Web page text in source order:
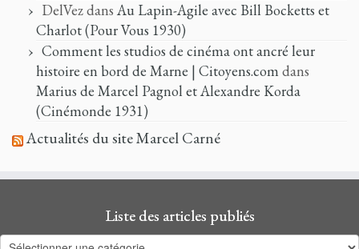
DelVezdans Au Lapin-Agile avec Bill Bocketts et
Charlot (Pour Vous 1930)
Comment les studios de cinéma ont ancré leur
histoire en bord de Marne | Citoyens.comdans
Marius de Marcel Pagnol et Alexandre Korda
(Cinémonde 1931)
Actualités du site Marcel Carné
Liste des articles publiés
Liste